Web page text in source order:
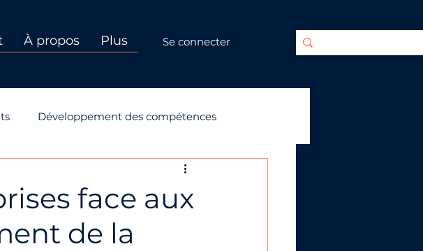
À propos Plus Se connecter
Développement des compétences
face aux
de la